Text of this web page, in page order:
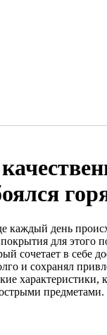
каждый день
для
сочетает в себе
и сохранял
характеристики,
предметами.